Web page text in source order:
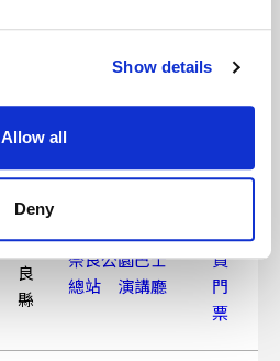
Show details
Allow all
Deny
縣
奈良公園巴士
購
買
奈
良
縣
奈良公園巴士
總站 演講廳
購
買
門
票